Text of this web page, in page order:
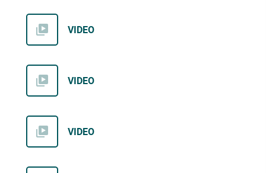
VIDEO
VIDEO
VIDEO